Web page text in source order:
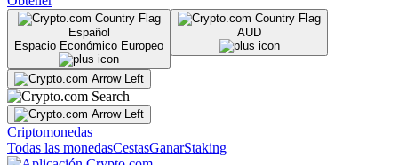
Español
Espacio Económico Europeo
AUD
Criptomonedas
Todas las monedasCestasGanarStaking